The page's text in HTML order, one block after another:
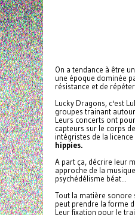
On a tendance à être
une époque dominée
résistance et de
Lucky Dragons, c'est
groupes trainant autour
Leurs concerts ont
capteurs sur le corps
intégristes de la
hippies.
A part ça, décrire leur
approche de la
psychédélisme béat...
Tout la matière sonore
peut prendre la forme
Leur fixation pour le